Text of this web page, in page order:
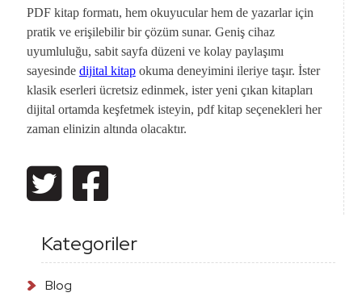
PDF kitap formatı, hem okuyucular hem de yazarlar için
pratik ve erişilebilir bir çözüm sunar. Geniş cihaz
uyumluluğu, sabit sayfa düzeni ve kolay paylaşımı
sayesinde dijital kitapokuma deneyimini ileriye taşır. İster
klasik eserleri ücretsiz edinmek, ister yeni çıkan kitapları
dijital ortamda keşfetmek isteyin, pdf kitap seçenekleri her
zaman elinizin altında olacaktır.
Kategoriler
Blog